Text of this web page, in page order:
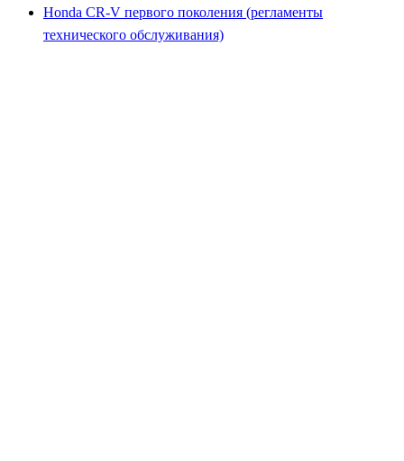
Honda CR-V первого поколения (регламенты
технического обслуживания)